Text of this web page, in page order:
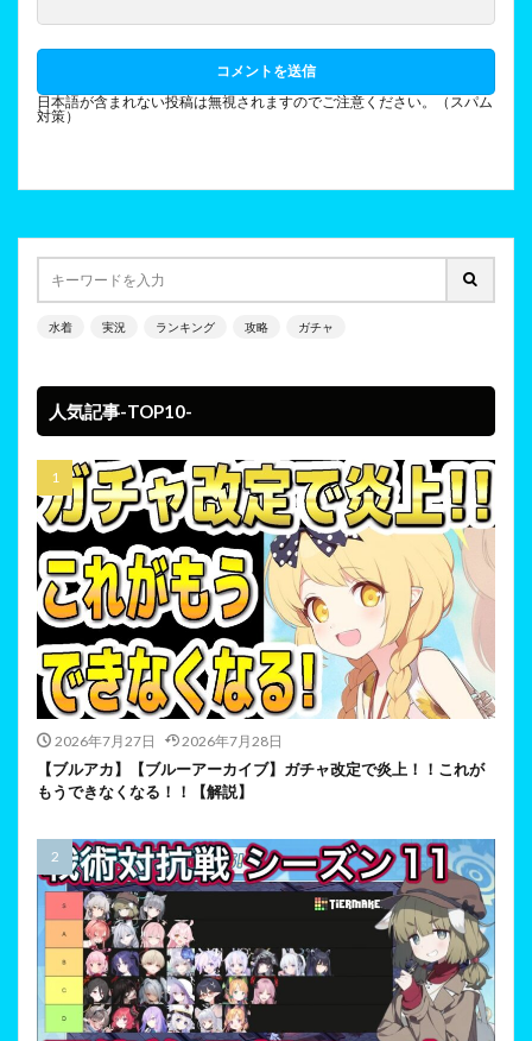
日本語が含まれない投稿は無視されますのでご注意ください。（スパム
対策）
水着 実況 ランキング 攻略 ガチャ
人気記事-TOP10-
2026年7月27日 2026年7月28日
【ブルアカ】【ブルーアーカイブ】ガチャ改定で炎上！！これが
もうできなくなる！！【解説】